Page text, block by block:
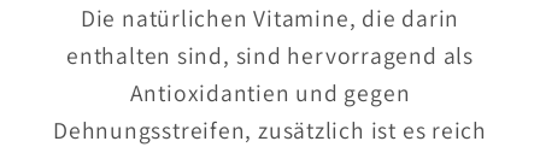
Die natürlichen Vitamine, die darin
enthalten sind, sind hervorragend als
Antioxidantien und gegen
Dehnungsstreifen, zusätzlich ist es reich